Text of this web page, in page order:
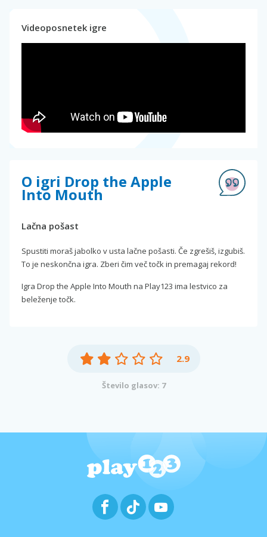
Videoposnetek igre
O igri Drop the Apple
Into Mouth
Lačna pošast
Spustiti moraš jabolko v usta lačne pošasti. Če zgrešiš, izgubiš.
To je neskončna igra. Zberi čim več točk in premagaj rekord!
Igra Drop the Apple Into Mouth na Play123 ima lestvico za
beleženje točk.
2.9
Število glasov: 7